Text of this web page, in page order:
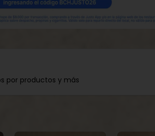
por productos y más